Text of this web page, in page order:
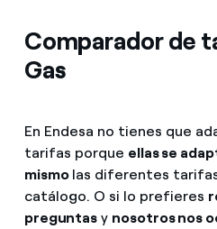
Comparador de
Gas
En Endesa no tienes que
tarifas porque ellas se
mismolas diferentes
catálogo. O si lo prefieres
preguntas y nosotros nos